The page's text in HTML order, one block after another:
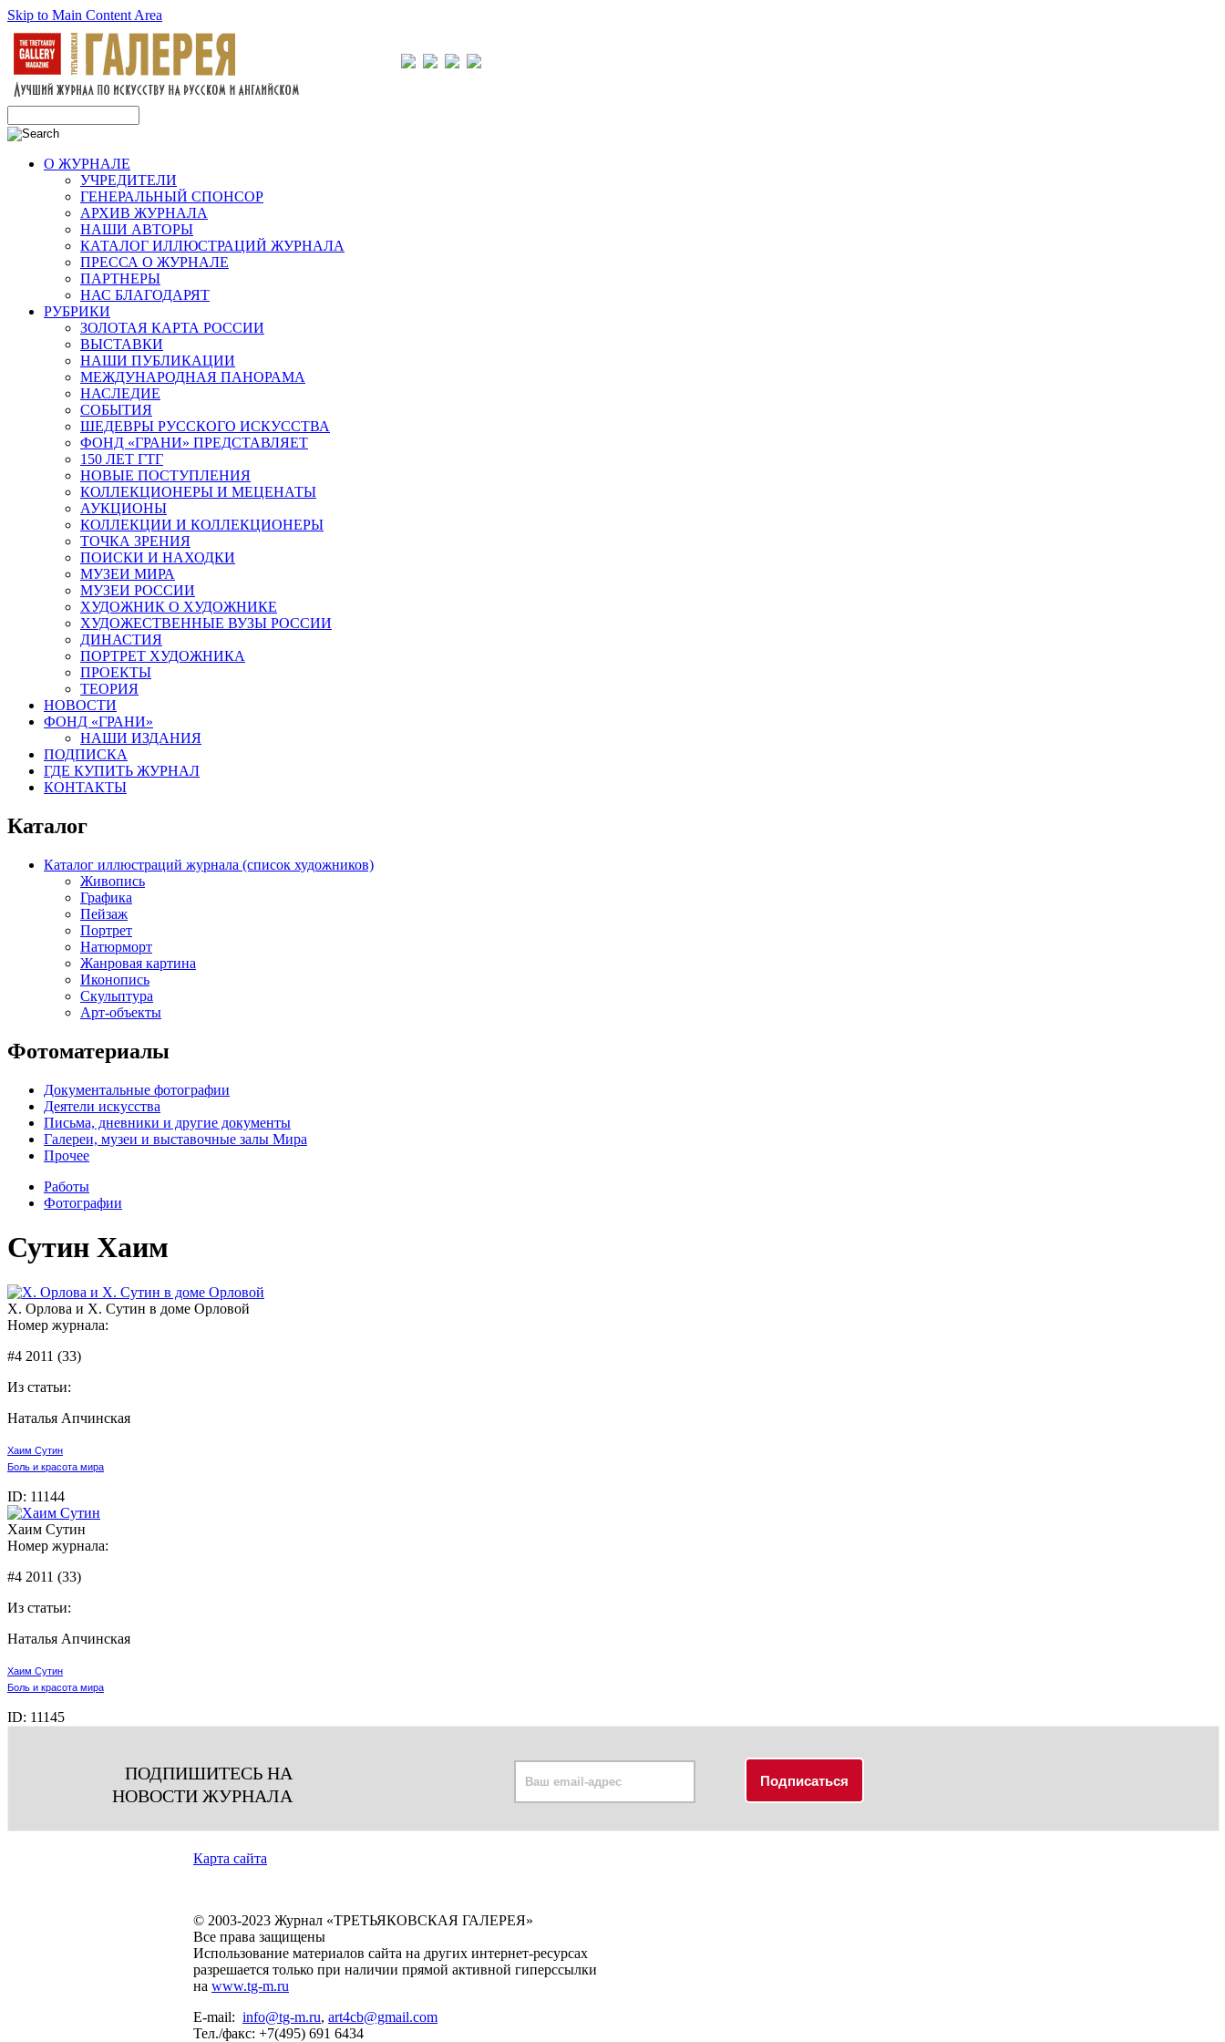
Skip to Main Content Area
О ЖУРНАЛЕ
УЧРЕДИТЕЛИ
ГЕНЕРАЛЬНЫЙ СПОНСОР
АРХИВ ЖУРНАЛА
НАШИ АВТОРЫ
КАТАЛОГ ИЛЛЮСТРАЦИЙ ЖУРНАЛА
ПРЕССА О ЖУРНАЛЕ
ПАРТНЕРЫ
НАС БЛАГОДАРЯТ
РУБРИКИ
ЗОЛОТАЯ КАРТА РОССИИ
ВЫСТАВКИ
НАШИ ПУБЛИКАЦИИ
МЕЖДУНАРОДНАЯ ПАНОРАМА
НАСЛЕДИЕ
СОБЫТИЯ
ШЕДЕВРЫ РУССКОГО ИСКУССТВА
ФОНД «ГРАНИ» ПРЕДСТАВЛЯЕТ
150 ЛЕТ ГТГ
НОВЫЕ ПОСТУПЛЕНИЯ
КОЛЛЕКЦИОНЕРЫ И МЕЦЕНАТЫ
АУКЦИОНЫ
КОЛЛЕКЦИИ И КОЛЛЕКЦИОНЕРЫ
ТОЧКА ЗРЕНИЯ
ПОИСКИ И НАХОДКИ
МУЗЕИ МИРА
МУЗЕИ РОССИИ
ХУДОЖНИК О ХУДОЖНИКЕ
ХУДОЖЕСТВЕННЫЕ ВУЗЫ РОССИИ
ДИНАСТИЯ
ПОРТРЕТ ХУДОЖНИКА
ПРОЕКТЫ
ТЕОРИЯ
НОВОСТИ
ФОНД «ГРАНИ»
НАШИ ИЗДАНИЯ
ПОДПИСКА
ГДЕ КУПИТЬ ЖУРНАЛ
КОНТАКТЫ
Каталог
Каталог иллюстраций журнала (список художников)
Живопись
Графика
Пейзаж
Портрет
Натюрморт
Жанровая картина
Иконопись
Скульптура
Арт-объекты
Фотоматериалы
Документальные фотографии
Деятели искусства
Письма, дневники и другие документы
Галереи, музеи и выставочные залы Мира
Прочее
Работы
Фотографии
Сутин Хаим
Х. Орлова и Х. Сутин в доме Орловой
Номер журнала:
#4 2011 (33)
Из статьи:
Наталья Апчинская
Хаим Сутин
Боль и красота мира
ID: 11144
Хаим Сутин
Номер журнала:
#4 2011 (33)
Из статьи:
Наталья Апчинская
Хаим Сутин
Боль и красота мира
ID: 11145
ПОДПИШИТЕСЬ НА
НОВОСТИ ЖУРНАЛА
Карта сайта
© 2003-2023 Журнал «ТРЕТЬЯКОВСКАЯ ГАЛЕРЕЯ»
Все права защищены
Использование материалов сайта на других интернет-ресурсах
разрешается только при наличии прямой активной гиперссылки
на www.tg-m.ru
E-mail: info@tg-m.ru, art4cb@gmail.com
Тел./факс: +7(495) 691 6434